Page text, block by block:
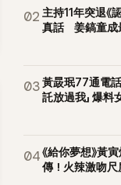
02 主持11年突退《
真話 姜鎬童成
03黃晸珉77通電
託放過我」 爆
04《給你夢想》黃
傳！火辣激吻尺